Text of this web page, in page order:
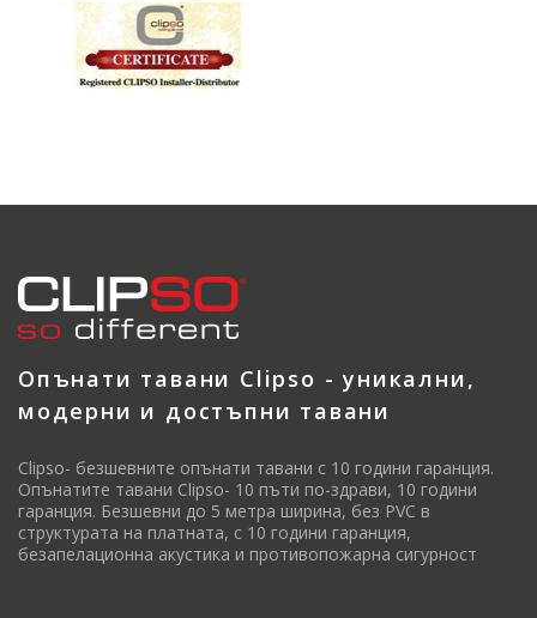
Опънати тавани Clipso - уникални,
модерни и достъпни тавани
Clipso- безшевните опънати тавани с 10 години гаранция.
Опънатите тавани Clipso- 10 пъти по-здрави, 10 години
гаранция. Безшевни до 5 метра ширина, без PVC в
структурата на платната, с 10 години гаранция,
безапелационна акустика и противопожарна сигурност